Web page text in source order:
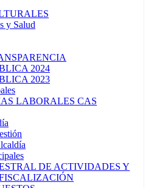
y Salud
2024
2023
LABORALES CAS
DE ACTIVIDADES Y